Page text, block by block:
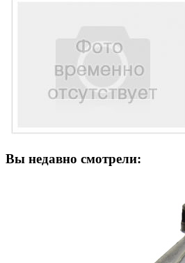
Вы недавно смотрели: